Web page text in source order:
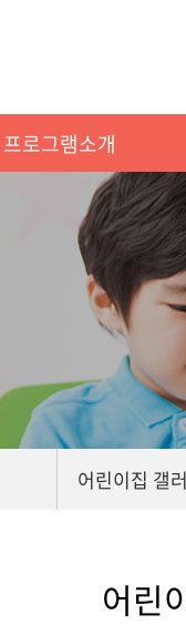
프로그램소개
어린이집 갤
어린